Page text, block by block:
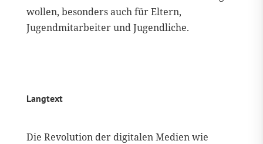
wollen, besonders auch für Eltern,
Jugendmitarbeiter und Jugendliche.
Langtext
Die Revolution der digitalen Medien wie